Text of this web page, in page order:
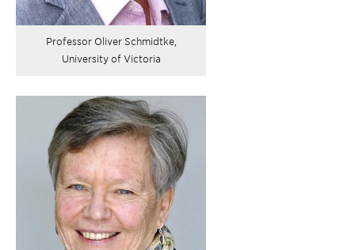
Professor Oliver Schmidtke,
University of Victoria